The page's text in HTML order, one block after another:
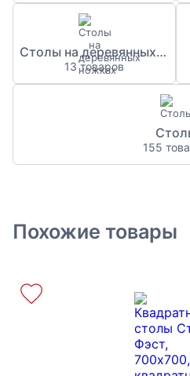
Столы на деревянных ножках
13 товаров
155
Похожие товары